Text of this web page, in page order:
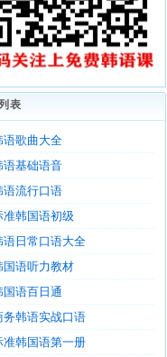
表
语歌曲大全
语基础语音
语流行口语
准韩国语初级
语日常口语大全
国语听力教材
国语百日通
务韩语实战口语
准韩国语第一册